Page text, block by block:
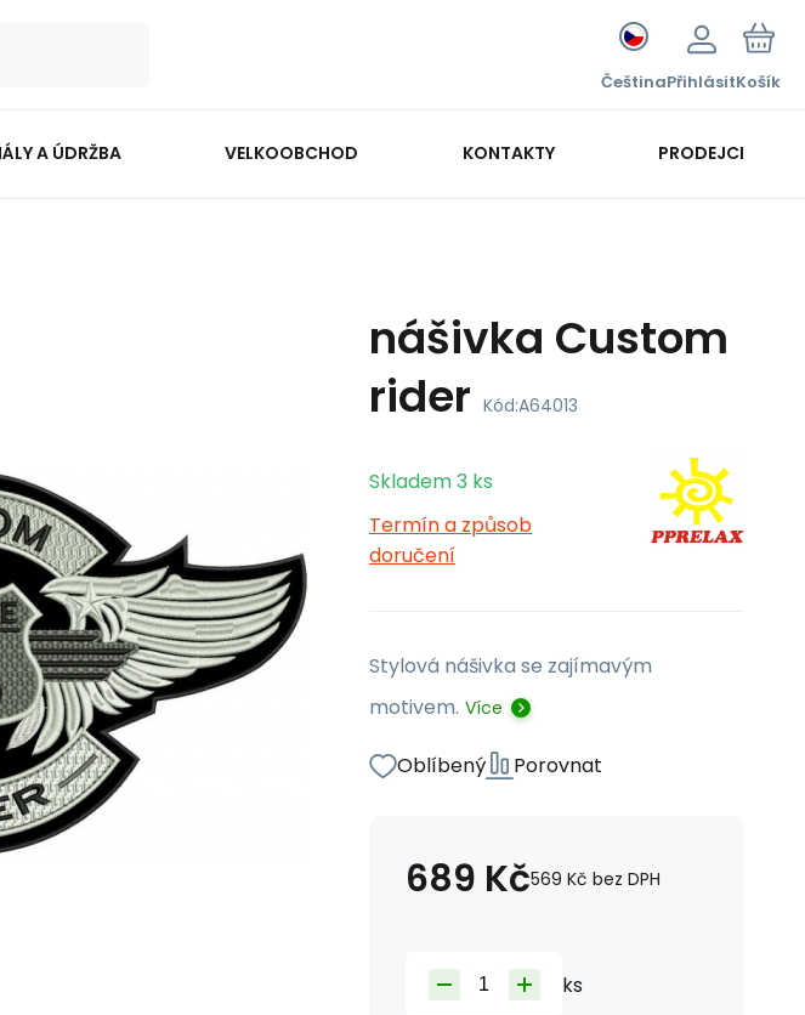
ČeštinaPřihlásitKošík
A ÚDRŽBA VELKOOBCHOD KONTAKTY PRODEJCI
nášivka Custom
rider Kód:A64013
Skladem3 ks
Termín a způsob
doručení
Stylová nášivka se zajímavým
motivem. Více
Oblíbený Porovnat
689 Kč569 Kč bez DPH
ks